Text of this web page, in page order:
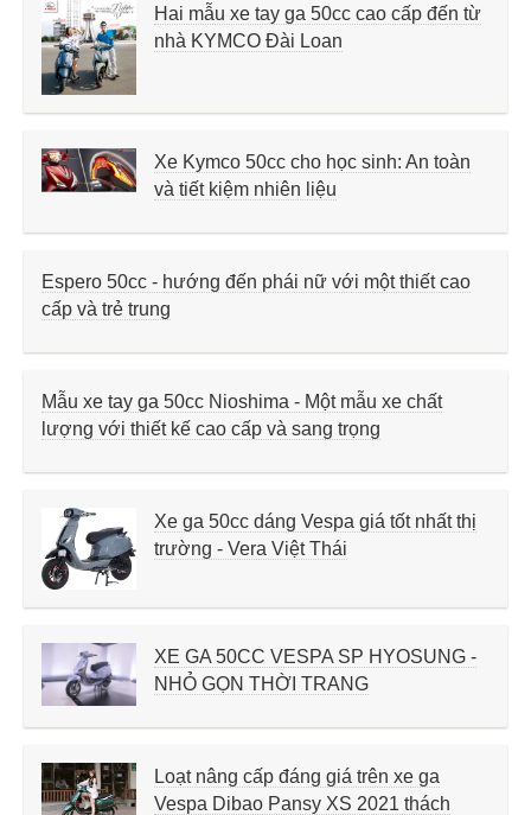
Hai mẫu xe tay ga 50cc cao cấp đến từ
nhà KYMCO Đài Loan
Xe Kymco 50cc cho học sinh: An toàn
và tiết kiệm nhiên liệu
Espero 50cc - hướng đến phái nữ với một thiết cao
cấp và trẻ trung
Mẫu xe tay ga 50cc Nioshima - Một mẫu xe chất
lượng với thiết kế cao cấp và sang trọng
Xe ga 50cc dáng Vespa giá tốt nhất thị
trường - Vera Việt Thái
XE GA 50CC VESPA SP HYOSUNG -
NHỎ GỌN THỜI TRANG
Loạt nâng cấp đáng giá trên xe ga
Vespa Dibao Pansy XS 2021 thách